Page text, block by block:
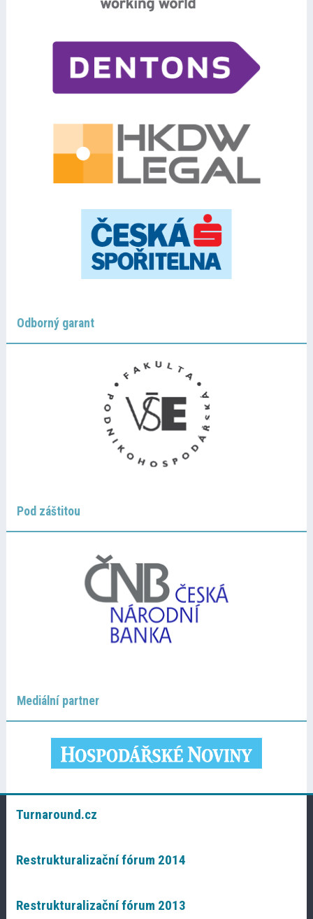
Odborný garant
Pod záštitou
Mediální partner
Turnaround.cz
Restrukturalizační fórum 2014
Restrukturalizační fórum 2013